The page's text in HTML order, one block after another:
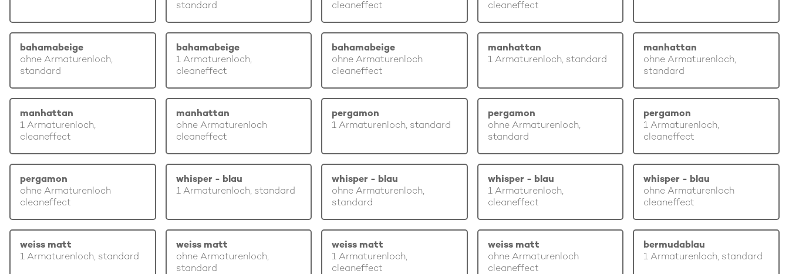
standard
cleaneffect
cleaneffect
bahamabeige
ohne Armaturenloch,
standard
bahamabeige
1 Armaturenloch,
cleaneffect
bahamabeige
ohne Armaturenloch
cleaneffect
manhattan
1 Armaturenloch, standard
manhattan
ohne Armaturenloch,
standard
manhattan
1 Armaturenloch,
cleaneffect
manhattan
ohne Armaturenloch
cleaneffect
pergamon
1 Armaturenloch, standard
pergamon
ohne Armaturenloch,
standard
pergamon
1 Armaturenloch,
cleaneffect
pergamon
ohne Armaturenloch
cleaneffect
whisper - blau
1 Armaturenloch, standard
whisper - blau
ohne Armaturenloch,
standard
whisper - blau
1 Armaturenloch,
cleaneffect
whisper - blau
ohne Armaturenloch
cleaneffect
weiss matt
1 Armaturenloch, standard
weiss matt
ohne Armaturenloch,
standard
weiss matt
1 Armaturenloch,
cleaneffect
weiss matt
ohne Armaturenloch
cleaneffect
bermudablau
1 Armaturenloch, standard